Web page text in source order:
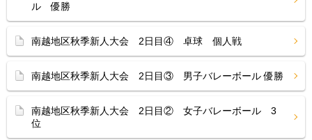
ル 優勝
南越地区秋季新人大会 2日目④ 卓球 個人戦
南越地区秋季新人大会 2日目③ 男子バレーボール 優勝
南越地区秋季新人大会 2日目② 女子バレーボール 3
位